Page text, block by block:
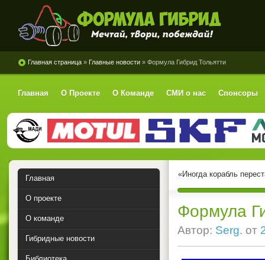
Формула Гибрид
Главная страница » Главные новости » Формула Гибрид Тольятти
Главная О Проекте О Команде СМИ о нас Спонсоры
«Иногда корабль
Формула
Автор: Serg. от
Главная
О проекте
О команде
Гибридные новости